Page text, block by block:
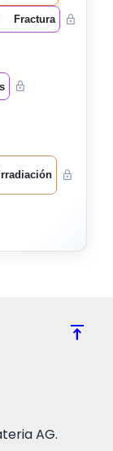
Fractura
Irradiación
vertical_align_top
AG.